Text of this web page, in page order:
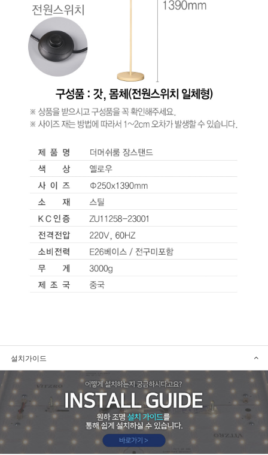
설치가이드